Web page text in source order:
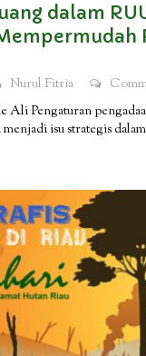
dalam
Nurul Fitria
Ali Pengaturan
isu strategis dalam